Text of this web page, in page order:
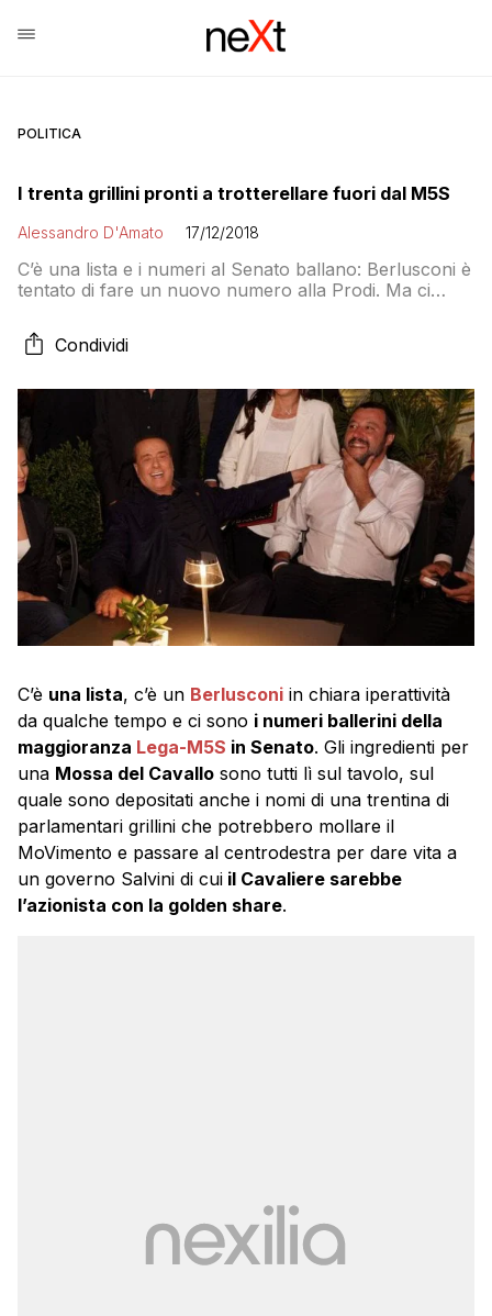
POLITICA
I trenta grillini pronti a trotterellare fuori dal M5S
Alessandro D'Amato 17/12/2018
C’è una lista e i numeri al Senato ballano: Berlusconi è
tentato di fare un nuovo numero alla Prodi. Ma ci
Condividi
C’è una lista, c’è un Berlusconi in chiara iperattività
da qualche tempo e ci sono i numeri ballerini della
maggioranza Lega-M5S in Senato. Gli ingredienti per
una Mossa del Cavallo sono tutti lì sul tavolo, sul
quale sono depositati anche i nomi di una trentina di
parlamentari grillini che potrebbero mollare il
MoVimento e passare al centrodestra per dare vita a
un governo Salvini di cui il Cavaliere sarebbe
l’azionista con la golden share.